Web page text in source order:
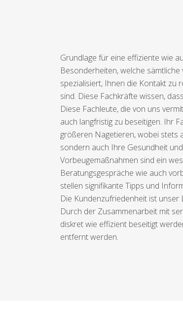
Grundlage für eine effiziente wie
Besonderheiten, welche
spezialisiert, Ihnen die Kontakt zu
sind. Diese Fachkräfte wissen,
Diese Fachleute, die von uns
auch langfristig zu beseitigen. Ihr
größeren Nagetieren, wobei stets
sondern auch Ihre Gesundheit
Vorbeugemaßnahmen sind ein
Beratungsgespräche wie auch
stellen signifikante Tipps und
Die Kundenzufriedenheit ist unser
Durch der Zusammenarbeit mit
diskret wie effizient beseitigt
entfernt werden.